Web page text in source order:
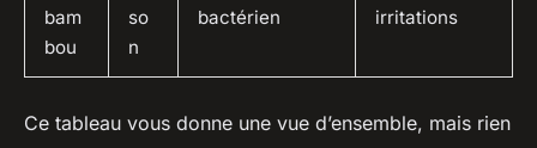
bam
bou
so
n
bactérien
irritations
Ce tableau vous donne une vue d’ensemble, mais rien